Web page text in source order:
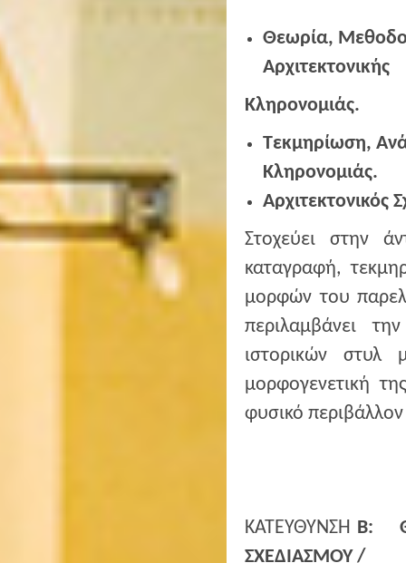
Θεωρία,
Αρχιτεκτονικής
Κληρονομιάς.
Τεκμηρίωση,
Κληρονομιάς.
Αρχιτεκτονικός
Στοχεύει στην
καταγραφή,
μορφών του
περιλαμβάνει
ιστορικών
μορφογενετική
φυσικό περιβάλλον
ΚΑΤΕΥΘΥΝΣΗ
Β:
ΣΧΕΔΙΑΣΜΟΥ